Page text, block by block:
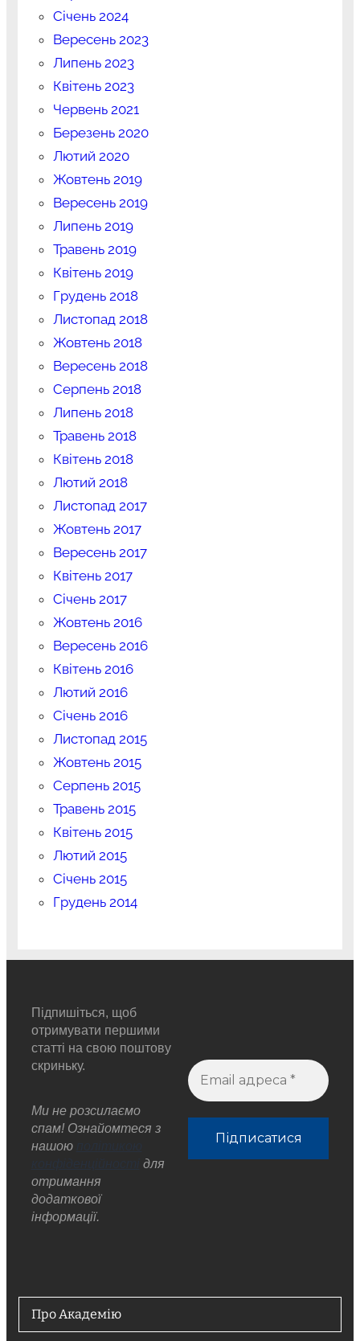
Січень 2024
Вересень 2023
Липень 2023
Квітень 2023
Червень 2021
Березень 2020
Лютий 2020
Жовтень 2019
Вересень 2019
Липень 2019
Травень 2019
Квітень 2019
Грудень 2018
Листопад 2018
Жовтень 2018
Вересень 2018
Серпень 2018
Липень 2018
Травень 2018
Квітень 2018
Лютий 2018
Листопад 2017
Жовтень 2017
Вересень 2017
Квітень 2017
Січень 2017
Жовтень 2016
Вересень 2016
Квітень 2016
Лютий 2016
Січень 2016
Листопад 2015
Жовтень 2015
Серпень 2015
Травень 2015
Квітень 2015
Лютий 2015
Січень 2015
Грудень 2014
Підпишіться, щоб
отримувати першими
статті на свою поштову
скриньку.
Ми не розсилаємо
спам! Ознайомтеся з
нашою
для
отримання
додаткової
інформації.
Про Академію